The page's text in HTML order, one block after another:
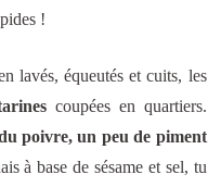
!
lavés, équeutés et cuits, les
coupées en quartiers.
poivre, un peu de piment
à base de sésame et sel, tu